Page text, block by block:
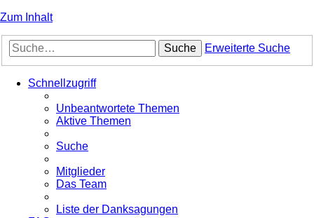
Zum Inhalt
Suche Erweiterte Suche
Schnellzugriff
Unbeantwortete Themen
Aktive Themen
Suche
Mitglieder
Das Team
Liste der Danksagungen